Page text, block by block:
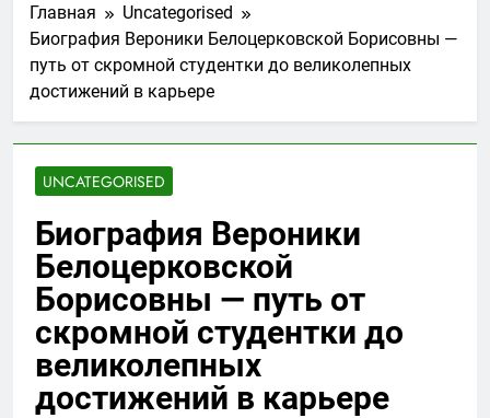
Главная
Uncategorised
Биография Вероники Белоцерковской Борисовны —
путь от скромной студентки до великолепных
достижений в карьере
UNCATEGORISED
Биография Вероники
Белоцерковской
Борисовны — путь от
скромной студентки до
великолепных
достижений в карьере